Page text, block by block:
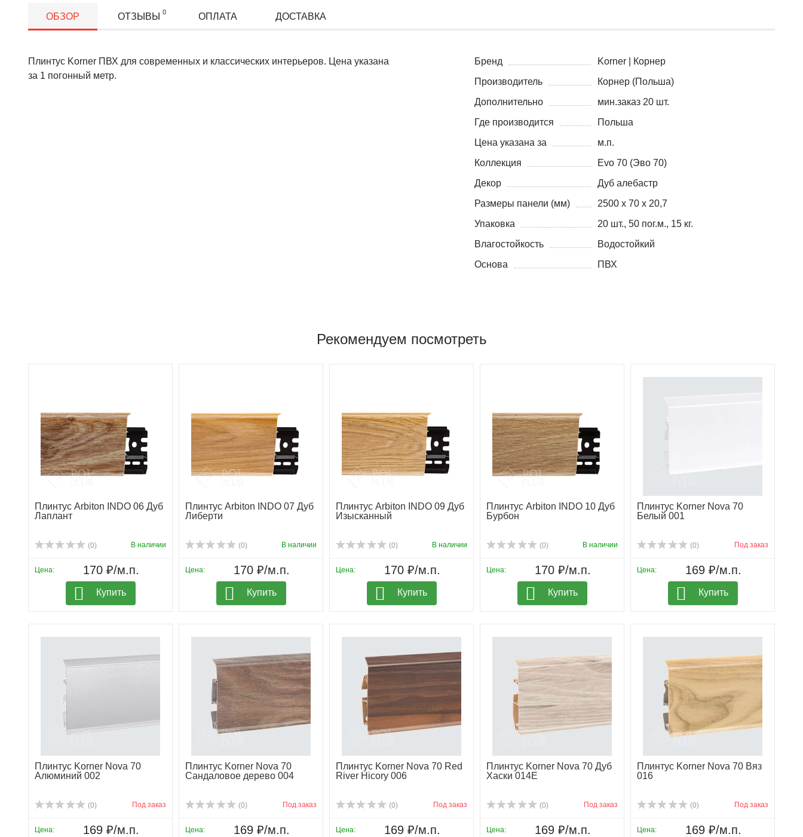
ОБЗОР ОТЗЫВЫ 0 ОПЛАТА ДОСТАВКА
Плинтус Korner ПВХ для современных и классических интерьеров. Цена указана
за 1 погонный метр.
Бренд
Korner | Корнер
Производитель
Корнер (Польша)
Дополнительно
мин.заказ 20 шт.
Где производится
Польша
Цена указана за
м.п.
Коллекция
Evo 70 (Эво 70)
Декор
Дуб алебастр
Размеры панели (мм)
2500 х 70 х 20,7
Упаковка
20 шт., 50 пог.м., 15 кг.
Влагостойкость
Водостойкий
Основа
ПВХ
Рекомендуем посмотреть
Плинтус Arbiton INDO 06 Дуб
Лаплант
(0) В наличии
Цена: 170 ₽/м.п.
Купить
Плинтус Arbiton INDO 07 Дуб
Либерти
(0) В наличии
Цена: 170 ₽/м.п.
Купить
Плинтус Arbiton INDO 09 Дуб
Изысканный
(0) В наличии
Цена: 170 ₽/м.п.
Купить
Плинтус Arbiton INDO 10 Дуб
Бурбон
(0) В наличии
Цена: 170 ₽/м.п.
Купить
Плинтус Korner Nova 70
Белый 001
(0) Под заказ
Цена: 169 ₽/м.п.
Купить
Плинтус Korner Nova 70
Алюминий 002
(0) Под заказ
Цена: 169 ₽/м.п.
Плинтус Korner Nova 70
Сандаловое дерево 004
(0) Под заказ
Цена: 169 ₽/м.п.
Плинтус Korner Nova 70 Red
River Hicory 006
(0) Под заказ
Цена: 169 ₽/м.п.
Плинтус Korner Nova 70 Дуб
Хаски 014Е
(0) Под заказ
Цена: 169 ₽/м.п.
Плинтус Korner Nova 70 Вяз
016
(0) Под заказ
Цена: 169 ₽/м.п.